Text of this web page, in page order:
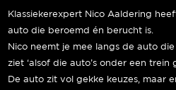
Klassiekerexpert Nico Aaldering
auto die beroemd én berucht is.
Nico neemt je mee langs de auto
ziet ‘alsof die auto’s onder een trein
De auto zit vol gekke keuzes, maar